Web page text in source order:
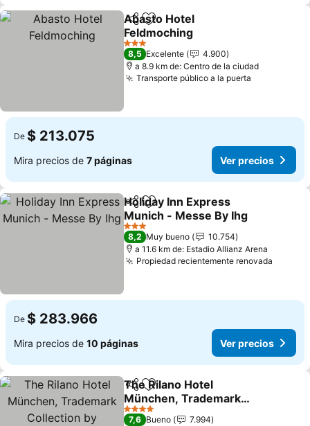
CompartirAgregar a favoritos
Abasto Hotel
Feldmoching
3 Estrellas
8,5 Excelente
4.900
a 8.9 km de: Centro de la ciudad
Transporte público a la puerta
De $ 213.075
Mira precios de 7 páginas Ver precios
CompartirAgregar a favoritos
Holiday Inn Express
Munich - Messe By Ihg
3 Estrellas
8,2 Muy bueno
10.754
a 11.6 km de: Estadio Allianz Arena
Propiedad recientemente renovada
De $ 283.966
Mira precios de 10 páginas Ver precios
Compartir
Agregar a favoritos
The Rilano Hotel
München, Trademark
Collection by Wyndham
4 Estrellas
7,6 Bueno 7.994